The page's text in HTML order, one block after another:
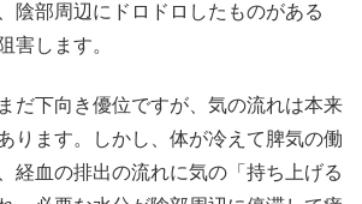
陰部周辺にドロドロしたものがある
害します。
だ下向き優位ですが、気の流れは本来
ります。しかし、体が冷えて脾気の働
経血の排出の流れに気の「持ち上げる